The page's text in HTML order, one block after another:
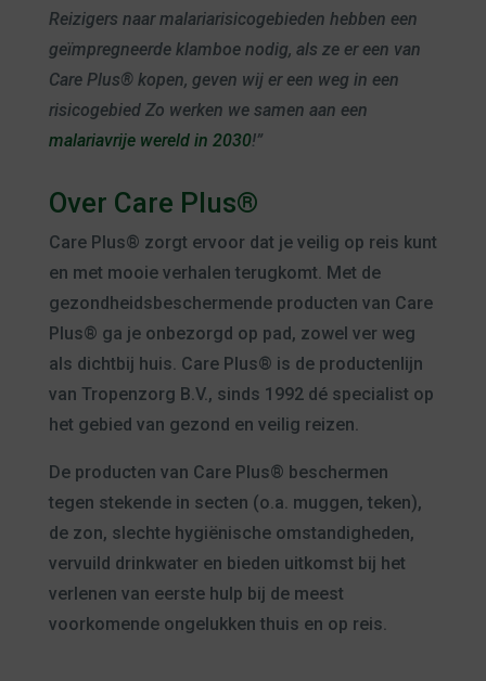
Reizigers naar malariarisicogebieden hebben een
geïmpregneerde klamboe nodig, als ze er een van
Care Plus® kopen, geven wij er een weg in een
risicogebied Zo werken we samen aan een
malariavrije wereld in 2030!”
Over Care Plus®
Care Plus® zorgt ervoor dat je veilig op reis kunt
en met mooie verhalen terugkomt. Met de
gezondheidsbeschermende producten van Care
Plus® ga je onbezorgd op pad, zowel ver weg
als dichtbij huis. Care Plus® is de productenlijn
van Tropenzorg B.V., sinds 1992 dé specialist op
het gebied van gezond en veilig reizen.
De producten van Care Plus® beschermen
tegen stekende in secten (o.a. muggen, teken),
de zon, slechte hygiënische omstandigheden,
vervuild drinkwater en bieden uitkomst bij het
verlenen van eerste hulp bij de meest
voorkomende ongelukken thuis en op reis.